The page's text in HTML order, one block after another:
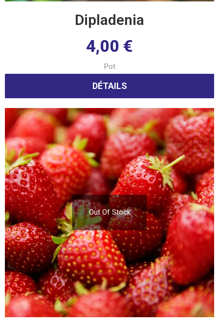
Dipladenia
4,00 €
Pot
DÉTAILS
Out Of Stock